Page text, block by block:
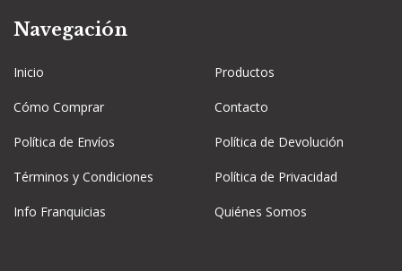
Navegación
Inicio Productos
Cómo Comprar Contacto
Política de Envíos Política de Devolución
Términos y Condiciones Política de Privacidad
Info Franquicias Quiénes Somos